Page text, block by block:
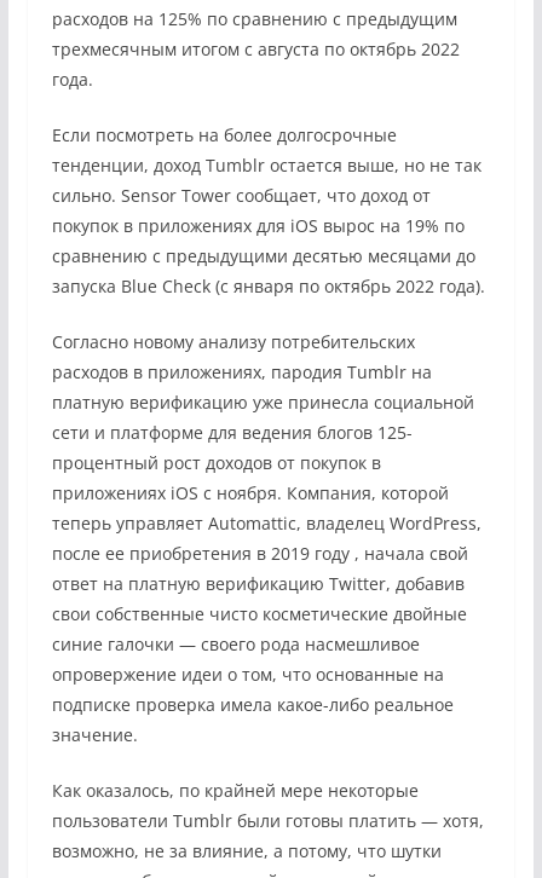
расходов на 125% по сравнению с предыдущим
трехмесячным итогом с августа по октябрь 2022
года.
Если посмотреть на более долгосрочные
тенденции, доход Tumblr остается выше, но не так
сильно. Sensor Tower сообщает, что доход от
покупок в приложениях для iOS вырос на 19% по
сравнению с предыдущими десятью месяцами до
запуска Blue Check (с января по октябрь 2022 года).
Согласно новому анализу потребительских
расходов в приложениях, пародия Tumblr на
платную верификацию уже принесла социальной
сети и платформе для ведения блогов 125-
процентный рост доходов от покупок в
приложениях iOS с ноября. Компания, которой
теперь управляет Automattic, владелец WordPress,
после ее приобретения в 2019 году , начала свой
ответ на платную верификацию Twitter, добавив
свои собственные чисто косметические двойные
синие галочки — своего рода насмешливое
опровержение идеи о том, что основанные на
подписке проверка имела какое-либо реальное
значение.
Как оказалось, по крайней мере некоторые
пользователи Tumblr были готовы платить — хотя,
возможно, не за влияние, а потому, что шутки